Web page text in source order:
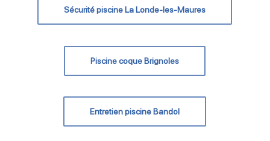
Sécurité piscine La Londe-les-Maures
Piscine coque Brignoles
Entretien piscine Bandol